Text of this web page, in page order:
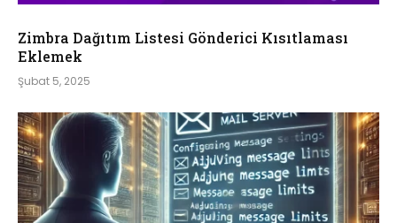
Zimbra Dağıtım Listesi Gönderici Kısıtlaması
Eklemek
Şubat 5, 2025